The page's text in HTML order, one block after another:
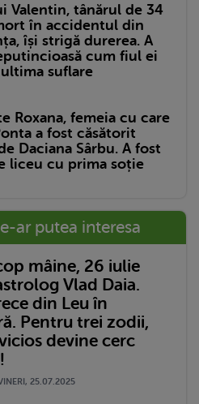
Valentin, tânărul de 34
în accidentul din
își strigă durerea. A
cum fiul ei
suflare
Roxana, femeia cu care
a fost căsătorit
Daciana Sârbu. A fost
liceu cu prima soție
ar putea interesa
mâine, 26 iulie
Vlad Daia.
din Leu în
Pentru trei zodii,
devine cerc
25.07.2025